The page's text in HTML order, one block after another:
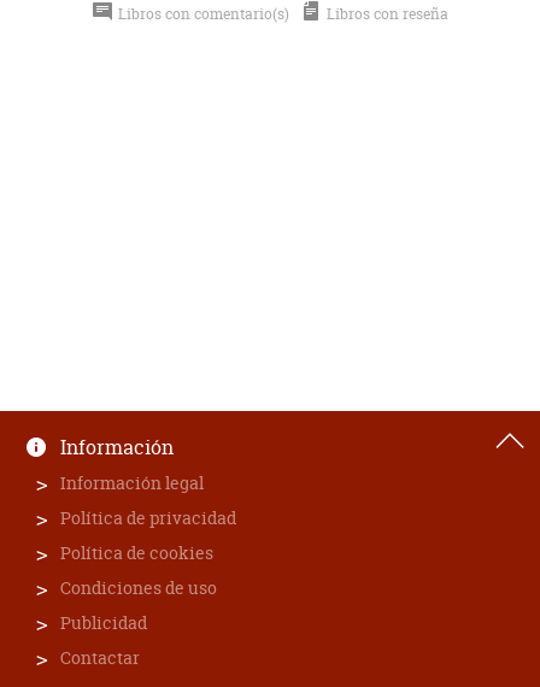
Libros con comentario(s) Libros con reseña
Información
Información legal
Política de privacidad
Política de cookies
Condiciones de uso
Publicidad
Contactar